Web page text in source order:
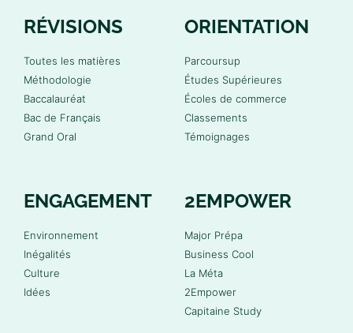
RÉVISIONS
Toutes les matières
Méthodologie
Baccalauréat
Bac de Français
Grand Oral
ORIENTATION
Parcoursup
Études Supérieures
Écoles de commerce
Classements
Témoignages
ENGAGEMENT
Environnement
Inégalités
Culture
Idées
2EMPOWER
Major Prépa
Business Cool
La Méta
2Empower
Capitaine Study